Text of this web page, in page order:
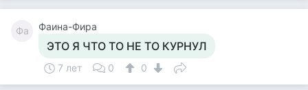
Фа Фаина-Фира
ЭТО Я ЧТО ТО НЕ ТО КУРНУЛ
7 лет 0 0